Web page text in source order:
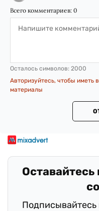
Всего комментариев: 0
Осталось символов: 2000
Авторизуйтесь, чтобы иметь
материалы
Оставайтесь
Подписывайтесь